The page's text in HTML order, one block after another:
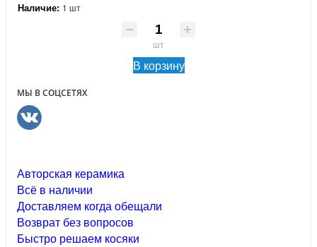
Наличие: 1 шт
шт
В корзину
МЫ В СОЦСЕТЯХ
Авторская керамика
Всё в наличии
Доставляем когда обещали
Возврат без вопросов
Быстро решаем косяки